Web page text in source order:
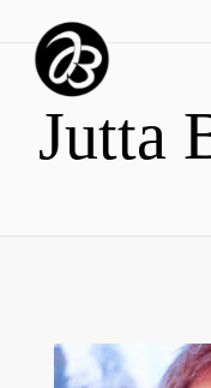
content
Jutta